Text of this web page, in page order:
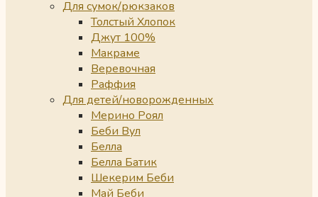
Для сумок/рюкзаков
Толстый Хлопок
Джут 100%
Макраме
Веревочная
Раффия
Для детей/новорожденных
Мерино Роял
Беби Вул
Белла
Белла Батик
Шекерим Беби
Май Беби